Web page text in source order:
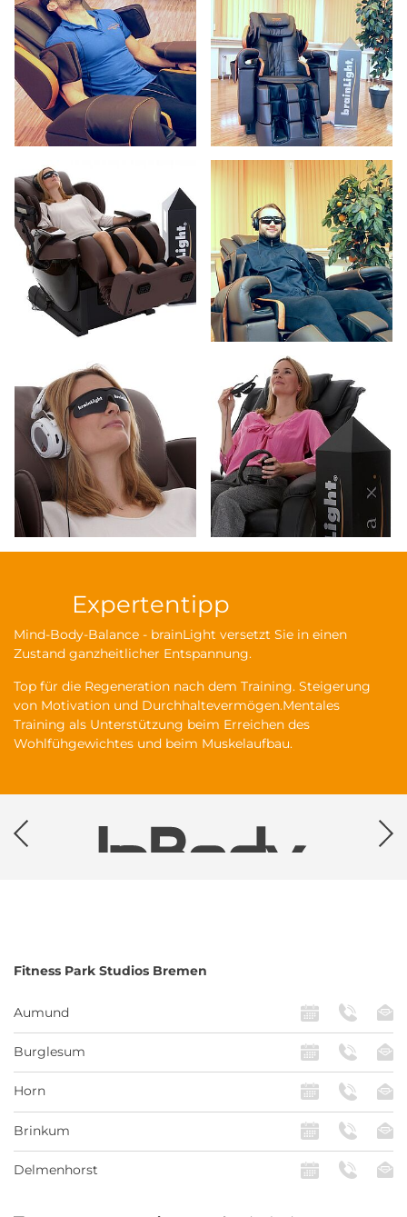
Expertentipp
Mind-Body-Balance - brainLight versetzt Sie in einen
Zustand ganzheitlicher Entspannung.
Top für die Regeneration nach dem Training. Steigerung
von Motivation und Durchhaltevermögen.Mentales
Training als Unterstützung beim Erreichen des
Wohlfühgewichtes und beim Muskelaufbau.
Fitness Park Studios Bremen
Aumund
Burglesum
Horn
Brinkum
Delmenhorst